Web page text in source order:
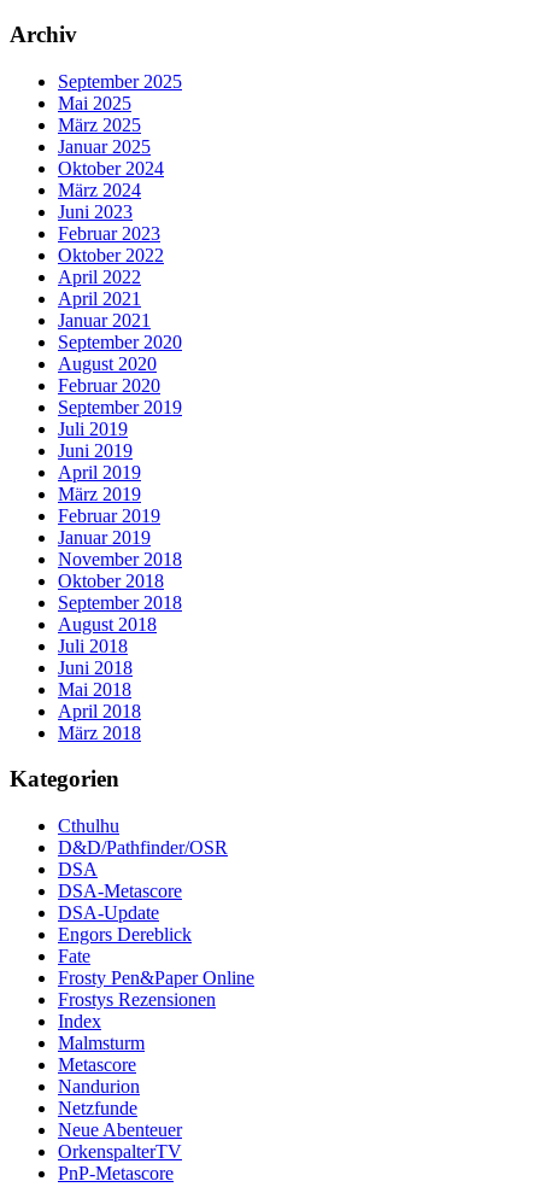
Archiv
September 2025
Mai 2025
März 2025
Januar 2025
Oktober 2024
März 2024
Juni 2023
Februar 2023
Oktober 2022
April 2022
April 2021
Januar 2021
September 2020
August 2020
Februar 2020
September 2019
Juli 2019
Juni 2019
April 2019
März 2019
Februar 2019
Januar 2019
November 2018
Oktober 2018
September 2018
August 2018
Juli 2018
Juni 2018
Mai 2018
April 2018
März 2018
Kategorien
Cthulhu
D&D/Pathfinder/OSR
DSA
DSA-Metascore
DSA-Update
Engors Dereblick
Fate
Frosty Pen&Paper Online
Frostys Rezensionen
Index
Malmsturm
Metascore
Nandurion
Netzfunde
Neue Abenteuer
OrkenspalterTV
PnP-Metascore